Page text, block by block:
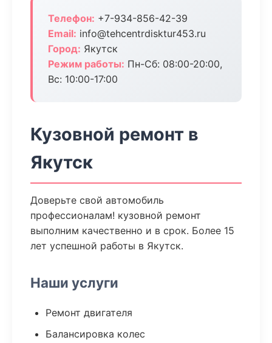
Телефон: +7-934-856-42-39
Email: info@tehcentrdisktur453.ru
Город: Якутск
Режим работы: Пн-Сб: 08:00-20:00,
Вс: 10:00-17:00
Кузовной ремонт в
Якутск
Доверьте свой автомобиль
профессионалам! кузовной ремонт
выполним качественно и в срок. Более 15
лет успешной работы в Якутск.
Наши услуги
Ремонт двигателя
Балансировка колес